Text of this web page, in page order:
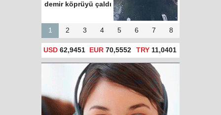
demir köprüyü çaldı
1 2 3 4 5 6 7 8
USD 62,9451 EUR 70,5552 TRY 11,0401